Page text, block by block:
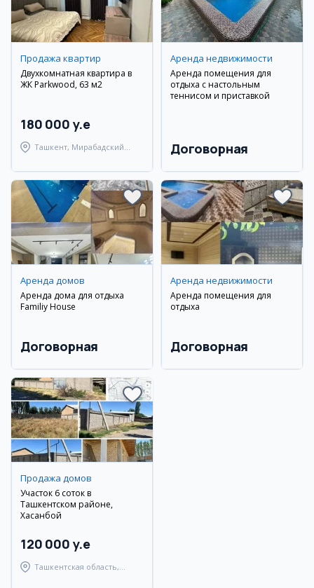
Продажа квартир
Двухкомнатная квартира в
ЖК Parkwood, 63 м2
180 000 y.e
Ташкент, Мирабадский
Аренда недвижимости
Аренда помещения для
отдыха с настольным
теннисом и приставкой
Договорная
Аренда домов
Аренда дома для отдыха
Familiy House
Договорная
Аренда недвижимости
Аренда помещения для
отдыха
Договорная
Продажа домов
Участок 6 соток в
Ташкентском районе,
Хасанбой
120 000 y.e
Ташкентская область,